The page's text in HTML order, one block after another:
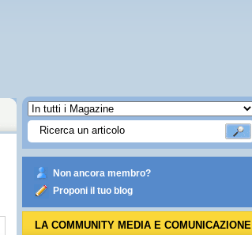
Non ancora membro?
Proponi il tuo blog
LA COMMUNITY MEDIA E COMUNICAZIONE